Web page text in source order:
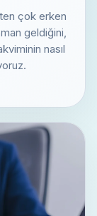
çok erken
geldiğini,
nasıl